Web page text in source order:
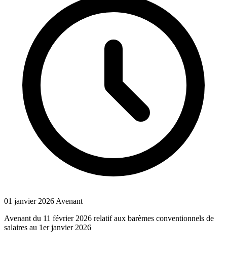
01 janvier 2026 Avenant
Avenant du 11 février 2026 relatif aux barèmes conventionnels de
salaires au 1er janvier 2026